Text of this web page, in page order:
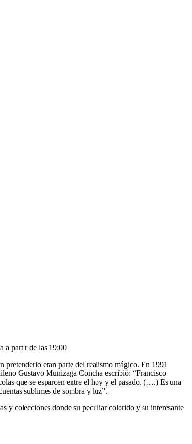
a partir de las 19:00
pretenderlo eran parte del realismo mágico. En 1991
Gustavo Munizaga Concha escribió: “Francisco
que se esparcen entre el hoy y el pasado. (….) Es una
sublimes de sombra y luz”.
y colecciones donde su peculiar colorido y su interesante